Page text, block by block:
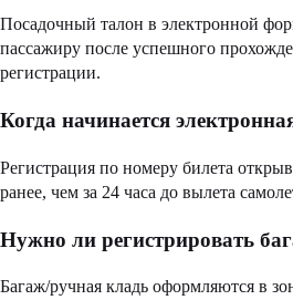
Посадочный талон в электронной
пассажиру после успешного
регистрации.
Когда начинается
Регистрация по номеру билета
ранее, чем за 24 часа до вылета
Нужно ли регистрировать
Багаж/ручная кладь оформляются в